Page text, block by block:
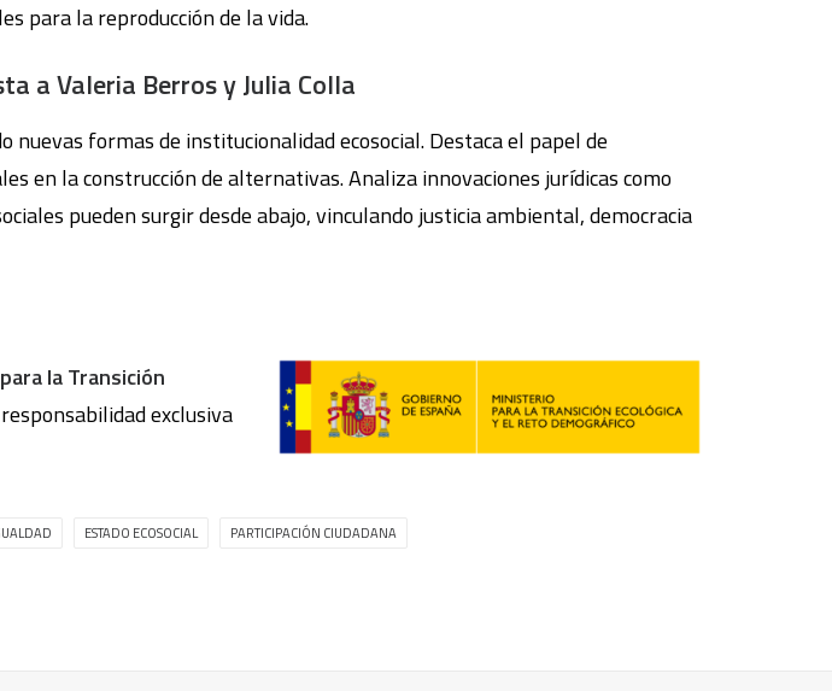
para la reproducción de la vida.
a Valeria Berros y Julia Colla
formas de institucionalidad ecosocial. Destaca el papel de
en la construcción de alternativas. Analiza innovaciones jurídicas como
pueden surgir desde abajo, vinculando justicia ambiental, democracia
la Transición
exclusiva
ESTADO ECOSOCIAL PARTICIPACIÓN CIUDADANA